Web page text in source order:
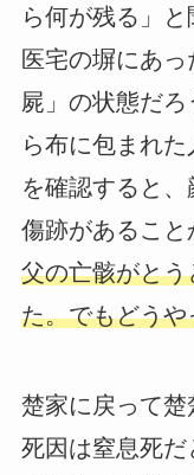
ら何が残る」
医宅の塀にあ
屍」の状態だ
ら布に包まれ
を確認すると
傷跡があること
父の亡骸がと
た。でもどう
楚家に戻って楚
死因は窒息死